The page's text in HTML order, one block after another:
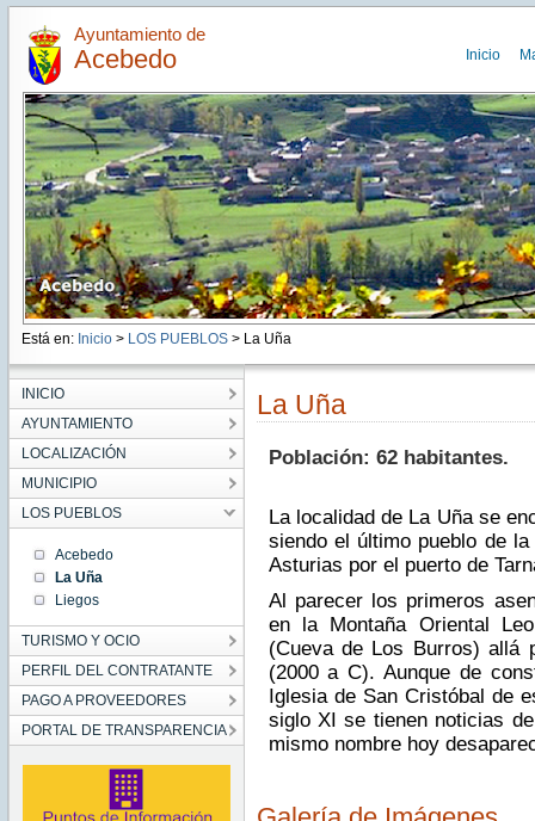
Ayuntamiento de
Acebedo Inicio
Está en: Inicio > LOS PUEBLOS> La Uña
INICIO
AYUNTAMIENTO
LOCALIZACIÓN
MUNICIPIO
LOS PUEBLOS
Acebedo
La Uña
Liegos
TURISMO Y OCIO
PERFIL DEL CONTRATANTE
PAGO A PROVEEDORES
PORTAL DE TRANSPARENCIA
La Uña
Población: 62 habitantes.
La localidad de La Uña se
siendo el último pueblo de
Asturias por el puerto de
Al parecer los primeros
en la Montaña Oriental
(Cueva de Los Burros) allá
(2000 a C). Aunque de
Iglesia de San Cristóbal de
siglo XI se tienen noticias
mismo nombre hoy